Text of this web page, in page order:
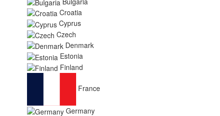
Croatia
Cyprus
Czech
Denmark
Estonia
Finland
France
Germany